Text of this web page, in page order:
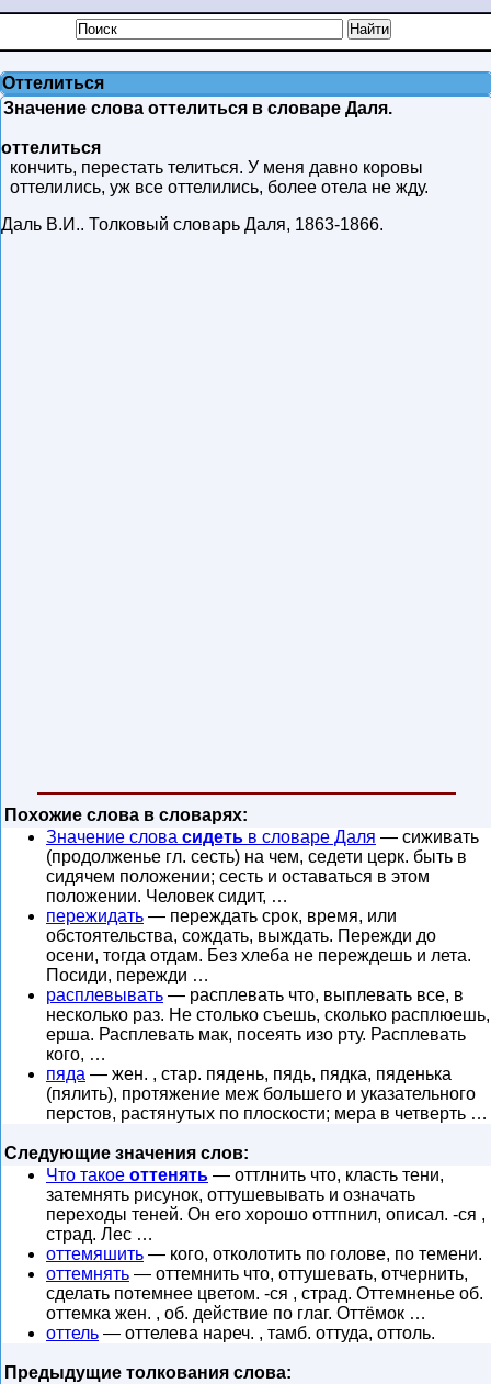
Оттелиться
Значение слова оттелиться в словаре Даля.
оттелиться
кончить, перестать телиться. У меня давно коровы
оттелились, уж все оттелились, более отела не жду.
Даль В.И.. Толковый словарь Даля, 1863-1866.
Похожие слова в словарях:
Значение слова сидеть в словаре Даля — сиживать
(продолженье гл. сесть) на чем, седети церк. быть в
сидячем положении; сесть и оставаться в этом
положении. Человек сидит, …
пережидать — переждать срок, время, или
обстоятельства, сождать, выждать. Пережди до
осени, тогда отдам. Без хлеба не переждешь и лета.
Посиди, пережди …
расплевывать — расплевать что, выплевать все, в
несколько раз. Не столько съешь, сколько расплюешь,
ерша. Расплевать мак, посеять изо рту. Расплевать
кого, …
пяда — жен. , стар. пядень, пядь, пядка, пяденька
(пялить), протяжение меж большего и указательного
перстов, растянутых по плоскости; мера в четверть …
Следующие значения слов:
Что такое оттенять — оттлнить что, класть тени,
затемнять рисунок, оттушевывать и означать
переходы теней. Он его хорошо оттпнил, описал. -ся ,
страд. Лес …
оттемяшить — кого, отколотить по голове, по темени.
оттемнять — оттемнить что, оттушевать, отчернить,
сделать потемнее цветом. -ся , страд. Оттемненье об.
оттемка жен. , об. действие по глаг. Оттёмок …
оттель — оттелева нареч. , тамб. оттуда, оттоль.
Предыдущие толкования слова: